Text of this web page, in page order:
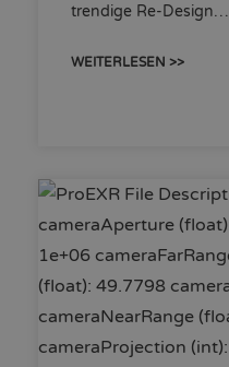
trendige Re-Design…
WEITERLESEN >>